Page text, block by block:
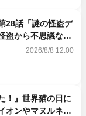
28話「謎の怪盗デ
盗から不思議な予
2026/8/8 12:00
！』世界猫の日に
オンやマヌルネコ